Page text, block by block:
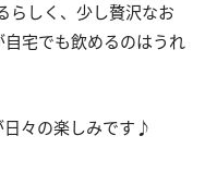
らしく、少し贅沢なお
宅でも飲めるのはうれ
日々の楽しみです♪